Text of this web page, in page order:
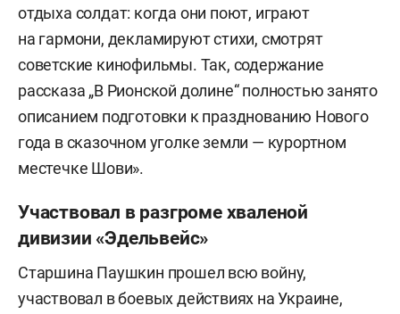
отдыха солдат: когда они поют, играют
на гармони, декламируют стихи, смотрят
советские кинофильмы. Так, содержание
рассказа „В Рионской долине“ полностью занято
описанием подготовки к празднованию Нового
года в сказочном уголке земли — курортном
местечке Шови».
Участвовал в разгроме хваленой
дивизии «Эдельвейс»
Старшина Паушкин прошел всю войну,
участвовал в боевых действиях на Украине,